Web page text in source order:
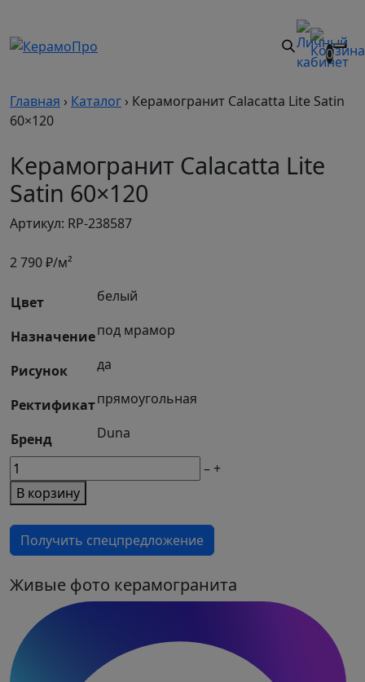
0
Главная › Каталог › Керамогранит Calacatta Lite Satin
60×120
Керамогранит Calacatta Lite
Satin 60×120
Артикул: RP-238587
2 790₽/м²
Цвет белый
Назначениепод мрамор
Рисунок да
Ректификатпрямоугольная
Бренд
Duna
М2
товара
Керамогранит
Calacatta
Lite
60x120
– +
В корзину
Получить спецпредложение
Живые фото керамогранита